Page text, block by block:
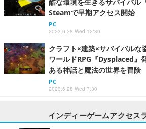
Steamで早期アクセス開始
PC
2023.6.28 Wed 12:30
クラフト×建築×サバイバルな
ワールドRPG『Dysplaced』
ある神話と魔法の世界を冒険
PC
2023.6.28 Wed 7:30
インディーゲームアクセス